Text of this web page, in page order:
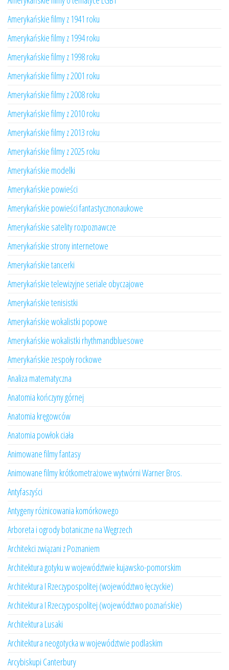
Amerykańskie filmy z 1941 roku
Amerykańskie filmy z 1994 roku
Amerykańskie filmy z 1998 roku
Amerykańskie filmy z 2001 roku
Amerykańskie filmy z 2008 roku
Amerykańskie filmy z 2010 roku
Amerykańskie filmy z 2013 roku
Amerykańskie filmy z 2025 roku
Amerykańskie modelki
Amerykańskie powieści
Amerykańskie powieści fantastycznonaukowe
Amerykańskie satelity rozpoznawcze
Amerykańskie strony internetowe
Amerykańskie tancerki
Amerykańskie telewizyjne seriale obyczajowe
Amerykańskie tenisistki
Amerykańskie wokalistki popowe
Amerykańskie wokalistki rhythmandbluesowe
Amerykańskie zespoły rockowe
Analiza matematyczna
Anatomia kończyny górnej
Anatomia kręgowców
Anatomia powłok ciała
Animowane filmy fantasy
Animowane filmy krótkometrażowe wytwórni Warner Bros.
Antyfaszyści
Antygeny różnicowania komórkowego
Arboreta i ogrody botaniczne na Węgrzech
Architekci związani z Poznaniem
Architektura gotyku w województwie kujawsko-pomorskim
Architektura I Rzeczypospolitej (województwo łęczyckie)
Architektura I Rzeczypospolitej (województwo poznańskie)
Architektura Lusaki
Architektura neogotycka w województwie podlaskim
Arcybiskupi Canterbury